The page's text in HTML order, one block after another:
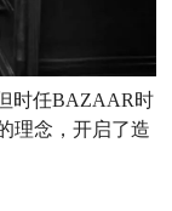
时任BAZAAR时
理念，开启了造